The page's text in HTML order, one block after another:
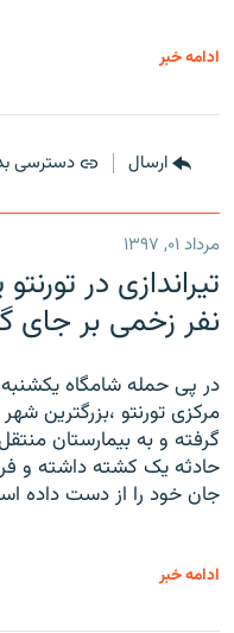
ادامه خبر
ارسال دسترسی
مرداد ۰۱, ۱۳۹۷
نفر زخمی بر
در پی حمله شامگاه
گرفته و به بیمارستان
حادثه یک کشته داشته و
جان خود را از دست داده
ادامه خبر